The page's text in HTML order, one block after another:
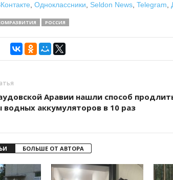
Одноклассники Seldon News, Telegram
РОССИЯ
Аравии нашли способ
водных аккумуляторов в 10 раз
БОЛЬШЕ ОТ АВТОРА